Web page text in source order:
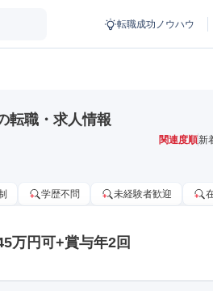
転職成功ノウハウ
転職・求人情報
関連度順新
学歴不問 未経験者歓迎
万円可+賞与年2回